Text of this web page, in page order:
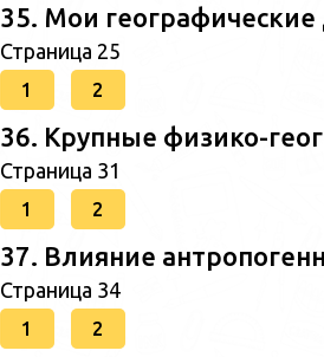
35. Мои
Страница 25
1 2
36. Крупные физико-
Страница 31
1 2
37. Влияние
Страница 34
1 2